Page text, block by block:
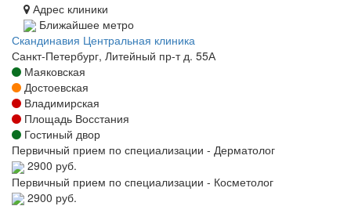
Адрес клиники
Ближайшее метро
Скандинавия Центральная клиника
Санкт-Петербург, Литейный пр-т д. 55А
Маяковская
Достоевская
Владимирская
Площадь Восстания
Гостиный двор
Первичный прием по специализации - Дерматолог
2900 руб.
Первичный прием по специализации - Косметолог
2900 руб.